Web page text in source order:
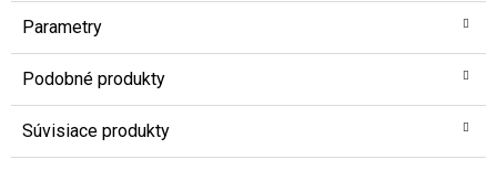
Parametry
Podobné produkty
Súvisiace produkty